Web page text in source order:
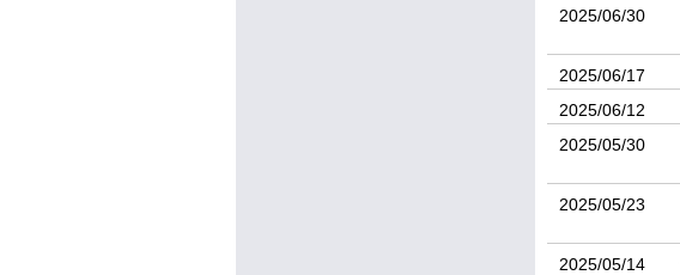
2025/06/30
2025/06/17
2025/06/12
2025/05/30
2025/05/23
2025/05/14